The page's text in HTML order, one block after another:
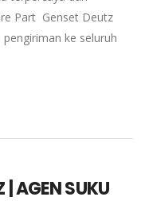
Part Genset Deutz
ke seluruh
| AGEN SUKU